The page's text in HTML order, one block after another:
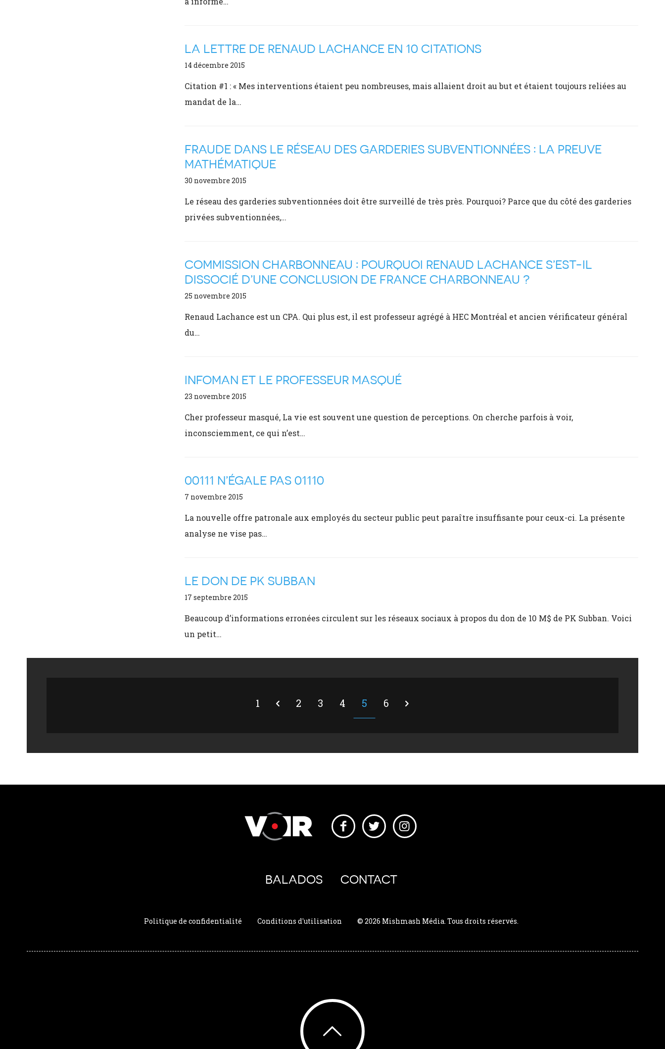
LA LETTRE DE RENAUD LACHANCE EN 10 CITATIONS
14 décembre 2015
Citation #1 : « Mes interventions étaient peu nombreuses, mais allaient droit au but et étaient toujours reliées au
mandat de la…
FRAUDE DANS LE RÉSEAU DES GARDERIES SUBVENTIONNÉES : LA PREUVE
MATHÉMATIQUE
30 novembre 2015
Le réseau des garderies subventionnées doit être surveillé de très près. Pourquoi? Parce que du côté des garderies
privées subventionnées,…
COMMISSION CHARBONNEAU : POURQUOI RENAUD LACHANCE S’EST-IL
DISSOCIÉ D’UNE CONCLUSION DE FRANCE CHARBONNEAU ?
25 novembre 2015
Renaud Lachance est un CPA. Qui plus est, il est professeur agrégé à HEC Montréal et ancien vérificateur général
du…
INFOMAN ET LE PROFESSEUR MASQUÉ
23 novembre 2015
Cher professeur masqué, La vie est souvent une question de perceptions. On cherche parfois à voir,
inconsciemment, ce qui n’est…
00111 N’ÉGALE PAS 01110
7 novembre 2015
La nouvelle offre patronale aux employés du secteur public peut paraître insuffisante pour ceux-ci. La présente
analyse ne vise pas…
LE DON DE PK SUBBAN
17 septembre 2015
Beaucoup d’informations erronées circulent sur les réseaux sociaux à propos du don de 10 M$ de PK Subban. Voici
un petit…
1 2 3 4 5 6
BALADOS CONTACT
Politique de confidentialité Conditions d'utilisation © 2026 Mishmash Média. Tous droits réservés.